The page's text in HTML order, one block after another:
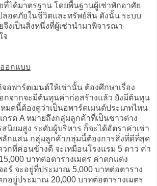
ได้มาตรฐาน โดยพื้นฐานผู้เช่าพักอาศัย
ลอดภัยในชีวิตและทรัพย์สิน ดังนั้น ระบบ
งเป็นสิ่งหนึ่งที่ผู้เช่านำมาพิจารณา
จ
อกแบบ
อพาร์ตเมนต์ให้เช่านั้น ต้องศึกษาเรื่อง
กจากจะมีต้นทุนค่าก่อสร้างแล้ว ยังมีต้นทุน
มดนี้ต้องดูว่าเป็นอพาร์ตเมนต์ประเภทไหน
กรด A หมายถึงกลุ่มลูกค้าที่เป็นชาวต่าง
นิยมสูง ระดับผู้บริหาร ก็จะได้อัตราค่าเช่า
ลักแสน กลุ่มลูกค้ากลุ่มนี้ต้องการสิ่งที่ดีที่สุด
กที่ค่อนข้างดี จะเหมือนโรงแรม 5 ดาว ค่า
บาทต่อตารางเมตร ค่าตกแต่ง
อร์ จะอยู่ที่ประมาณ 5,000 บาทต่อตาราง
กอยู่ประมาณ 20,000 บาทต่อตารางเมตร